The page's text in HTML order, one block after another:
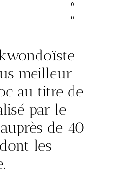
0
0
meilleur
au titre de
par le
de 40
les